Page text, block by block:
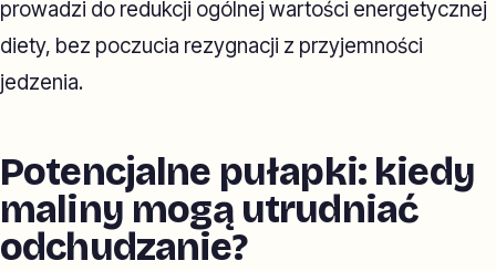
prowadzi do redukcji ogólnej wartości energetycznej
diety, bez poczucia rezygnacji z przyjemności
jedzenia.
Potencjalne pułapki: kiedy
maliny mogą utrudniać
odchudzanie?